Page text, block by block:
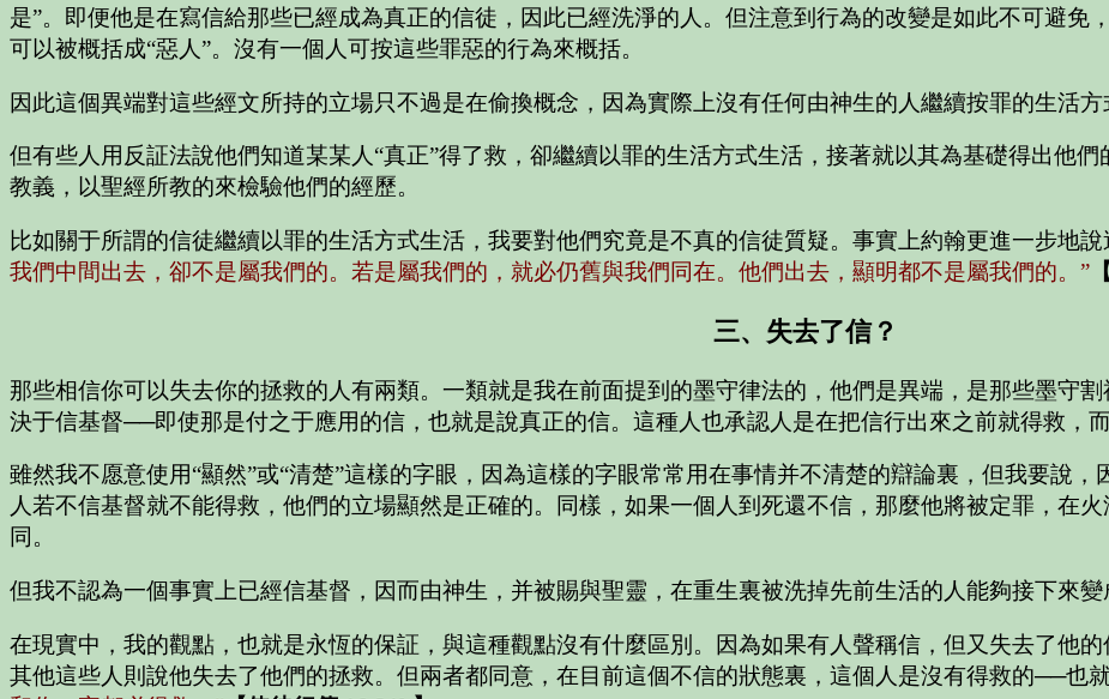
是”。即便他是在寫信給那些已經成為真正的信徒，因此已經洗淨的人。但注意到行為的改變是如此不可避免
可以被概括成“惡人”。沒有一個人可按這些罪惡的行為來概括。
因此這個異端對這些經文所持的立場只不過是在偷換概念，因為實際上沒有任何由神生的人繼續按罪的生活方
但有些人用反証法說他們知道某某人“真正”得了救，卻繼續以罪的生活方式生活，接著就以其為基礎得出他
教義，以聖經所教的來檢驗他們的經歷。
比如關于所謂的信徒繼續以罪的生活方式生活，我要對他們究竟是不真的信徒質疑。事實上約翰更進一步地
我們中間出去，卻不是屬我們的。若是屬我們的，就必仍舊與我們同在。他們出去，顯明都不是屬我們的。”
三、失去了信？
那些相信你可以失去你的拯救的人有兩類。一類就是我在前面提到的墨守律法的，他們是異端，是那些墨守
決于信基督──即使那是付之于應用的信，也就是說真正的信。這種人也承認人是在把信行出來之前就得救，
雖然我不愿意使用“顯然”或“清楚”這樣的字眼，因為這樣的字眼常常用在事情并不清楚的辯論裏，但我要說
人若不信基督就不能得救，他們的立場顯然是正確的。同樣，如果一個人到死還不信，那麼他將被定罪，在
同。
但我不認為一個事實上已經信基督，因而由神生，并被賜與聖靈，在重生裏被洗掉先前生活的人能夠接下來
在現實中，我的觀點，也就是永恆的保証，與這種觀點沒有什麼區別。因為如果有人聲稱信，但又失去了他
其他這些人則說他失去了他們的拯救。但兩者都同意，在目前這個不信的狀態裏，這個人是沒有得救的──也